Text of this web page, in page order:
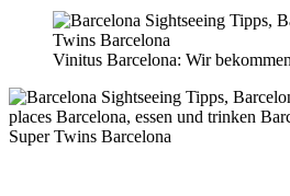
Vinitus Barcelona: Wir